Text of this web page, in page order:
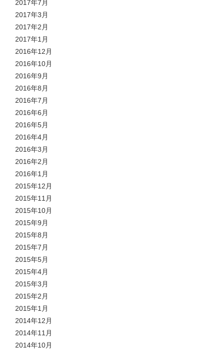
2017年7月
2017年3月
2017年2月
2017年1月
2016年12月
2016年10月
2016年9月
2016年8月
2016年7月
2016年6月
2016年5月
2016年4月
2016年3月
2016年2月
2016年1月
2015年12月
2015年11月
2015年10月
2015年9月
2015年8月
2015年7月
2015年5月
2015年4月
2015年3月
2015年2月
2015年1月
2014年12月
2014年11月
2014年10月